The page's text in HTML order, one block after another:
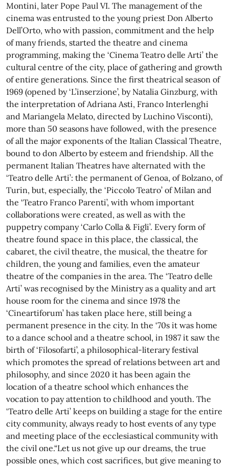
Montini, later Pope Paul VI. The management of the
cinema was entrusted to the young priest Don Alberto
Dell’Orto, who with passion, commitment and the help
of many friends, started the theatre and cinema
programming, making the ‘Cinema Teatro delle Arti’ the
cultural centre of the city, place of gathering and growth
of entire generations. Since the first theatrical season of
1969 (opened by ‘L’inserzione’, by Natalia Ginzburg, with
the interpretation of Adriana Asti, Franco Interlenghi
and Mariangela Melato, directed by Luchino Visconti),
more than 50 seasons have followed, with the presence
of all the major exponents of the Italian Classical Theatre,
bound to don Alberto by esteem and friendship. All the
permanent Italian Theatres have alternated with the
‘Teatro delle Arti’: the permanent of Genoa, of Bolzano, of
Turin, but, especially, the ‘Piccolo Teatro’ of Milan and
the ‘Teatro Franco Parenti’, with whom important
collaborations were created, as well as with the
puppetry company ‘Carlo Colla & Figli’. Every form of
theatre found space in this place, the classical, the
cabaret, the civil theatre, the musical, the theatre for
children, the young and families, even the amateur
theatre of the companies in the area. The ‘Teatro delle
Arti’ was recognised by the Ministry as a quality and art
house room for the cinema and since 1978 the
‘Cineartiforum’ has taken place here, still being a
permanent presence in the city. In the ‘70s it was home
to a dance school and a theatre school, in 1987 it saw the
birth of ‘Filosofarti’, a philosophical-literary festival
which promotes the spread of relations between art and
philosophy, and since 2020 it has been again the
location of a theatre school which enhances the
vocation to pay attention to childhood and youth. The
‘Teatro delle Arti’ keeps on building a stage for the entire
city community, always ready to host events of any type
and meeting place of the ecclesiastical community with
the civil one.“Let us not give up our dreams, the true
possible ones, which cost sacrifices, but give meaning to